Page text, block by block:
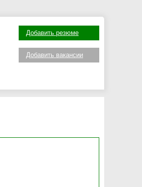
Добавить резюме
Добавить вакансии